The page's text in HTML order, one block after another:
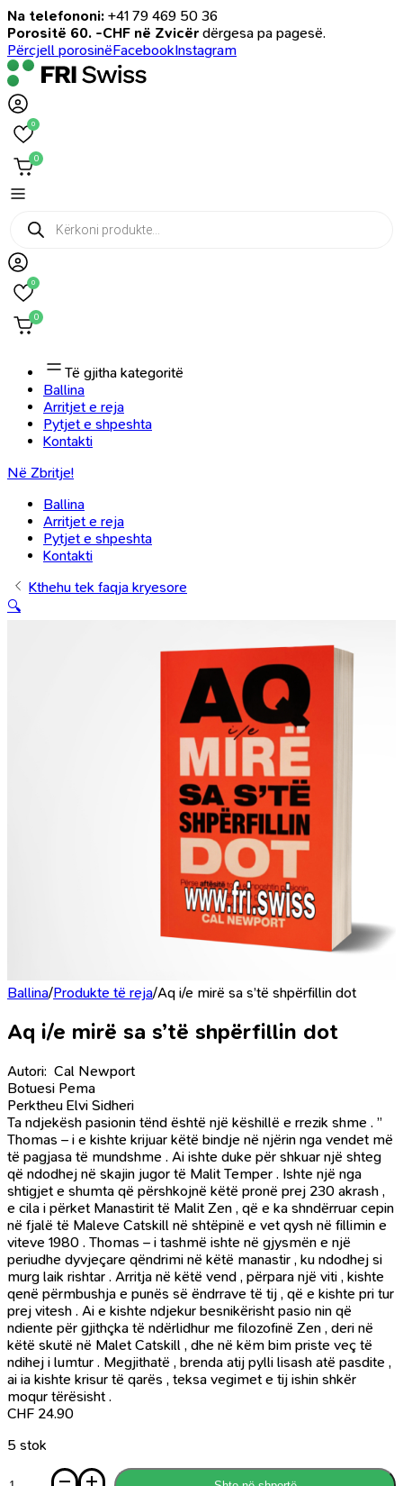
Na telefononi: +41 79 469 50 36
Porositë 60. -CHF në Zvicër dërgesa pa pagesë.
Përcjell porosinëFacebookInstagram
0
0
Products
search
0
0
Të gjitha kategoritë
Ballina
Arritjet e reja
Pytjet e shpeshta
Kontakti
Në Zbritje!
Ballina
Arritjet e reja
Pytjet e shpeshta
Kontakti
Kthehu tek faqja kryesore
🔍
Ballina/Produkte të reja/Aq i/e mirë sa s’të shpërfillin dot
Aq i/e mirë sa s’të shpërfillin dot
Autori: Cal Newport
Botuesi Pema
Perktheu Elvi Sidheri
Ta ndjekësh pasionin tënd është një këshillë e rrezik shme . ”
Thomas – i e kishte krijuar këtë bindje në njërin nga vendet më
të pagjasa të mundshme . Ai ishte duke për shkuar një shteg
që ndodhej në skajin jugor të Malit Temper . Ishte një nga
shtigjet e shumta që përshkojnë këtë pronë prej 230 akrash ,
e cila i përket Manastirit të Malit Zen , që e ka shndërruar cepin
në fjalë të Maleve Catskill në shtëpinë e vet qysh në fillimin e
viteve 1980 . Thomas – i tashmë ishte në gjysmën e një
periudhe dyvjeçare qëndrimi në këtë manastir , ku ndodhej si
murg laik rishtar . Arritja në këtë vend , përpara një viti , kishte
qenë përmbushja e punës së ëndrrave të tij , që e kishte pri tur
prej vitesh . Ai e kishte ndjekur besnikërisht pasio nin që
ndiente për gjithçka të ndërlidhur me filozofinë Zen , deri në
këtë skutë në Malet Catskill , dhe në këm bim priste veç të
ndihej i lumtur . Megjithatë , brenda atij pylli lisash atë pasdite ,
ai ia kishte krisur të qarës , teksa vegimet e tij ishin shkër
moqur tërësisht .
CHF 24.90
5 stok